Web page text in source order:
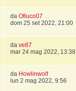
da Ofiuco07
dom 25 set 2022, 21:00
da ve87
mar 24 mag 2022, 13:38
da Howlinwolf
lun 2 mag 2022, 9:56